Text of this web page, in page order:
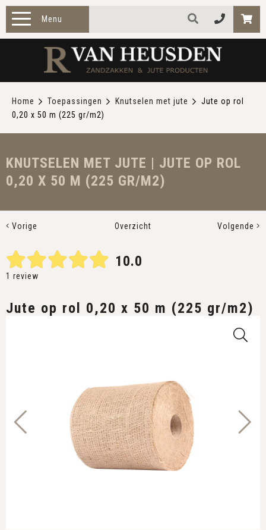
Menu
ZAKELIJK
OVER ONS
Home Toepassingen Knutselen met jute
Jute op rol
0,20 x 50 m (225 gr/m2)
KNUTSELEN MET JUTE | JUTE OP ROL
0,20 X 50 M (225 GR/M2)
Vorige Overzicht Volgende
10.0
1 review
Jute op rol 0,20 x 50 m (225 gr/m2)